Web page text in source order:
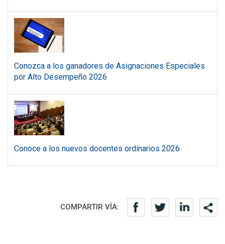
Conozca a los ganadores de Asignaciones Especiales
por Alto Desempeño 2026
Conoce a los nuevos docentes ordinarios 2026
Redes sociales
COMPARTIR VÍA: